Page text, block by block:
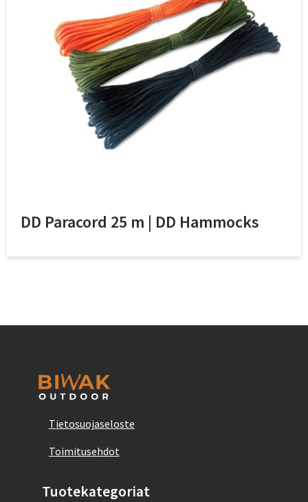
DD Paracord 25 m | DD Hammocks
Tietosuojaseloste
Toimitusehdot
Tuotekategoriat